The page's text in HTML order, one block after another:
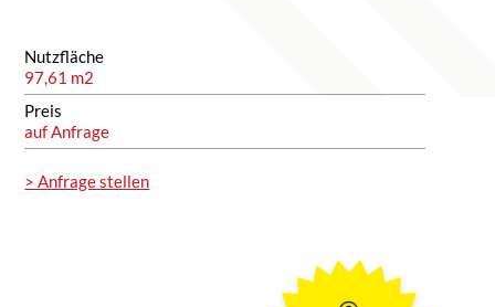
Nutzfläche
97,61 m2
Preis
auf Anfrage
> Anfrage stellen